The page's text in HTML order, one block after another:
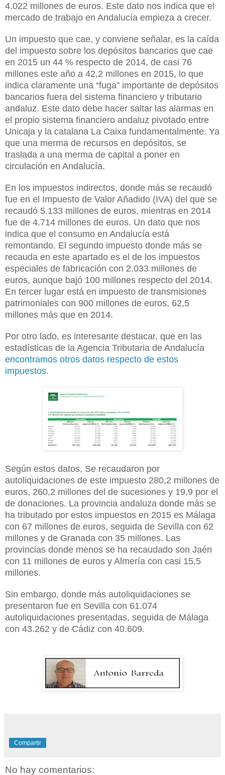
4.022 millones de euros. Este dato nos indica que el
mercado de trabajo en Andalucía empieza a crecer.
Un impuesto que cae, y conviene señalar, es la caída
del impuesto sobre los depósitos bancarios que cae
en 2015 un 44 % respecto de 2014, de casi 76
millones este año a 42,2 millones en 2015, lo que
indica claramente una “fuga” importante de depósitos
bancarios fuera del sistema financiero y tributario
andaluz. Este dato debe hacer saltar las alarmas en
el propio sistema financiero andaluz pivotado entre
Unicaja y la catalana La Caixa fundamentalmente. Ya
que una merma de recursos en depósitos, se
traslada a una merma de capital a poner en
circulación en Andalucía.
En los impuestos indirectos, donde más se recaudó
fue en el Impuesto de Valor Añadido (IVA) del que se
recaudó 5.133 millones de euros, mientras en 2014
fue de 4.714 millones de euros. Un dato que nos
indica que el consumo en Andalucía está
remontando. El segundo impuesto donde más se
recauda en este apartado es el de los impuestos
especiales de fabricación con 2.033 millones de
euros, aunque bajó 100 millones respecto del 2014.
En tercer lugar está en impuesto de transmisiones
patrimoniales con 900 millones de euros, 62,5
millones más que en 2014.
Por otro lado, es interesante destacar, que en las
estadísticas de la Agencia Tributaria de Andalucía
encontramos otros datos respecto de estos
impuestos.
Según estos datos, Se recaudaron por
autoliquidaciones de este impuesto 280,2 millones de
euros, 260,2 millones del de sucesiones y 19,9 por el
de donaciones. La provincia andaluza donde más se
ha tributado por estos impuestos en 2015 es Málaga
con 67 millones de euros, seguida de Sevilla con 62
millones y de Granada con 35 millones. Las
provincias donde menos se ha recaudado son Jaén
con 11 millones de euros y Almería con casi 15,5
millones.
Sin embargo, donde más autoliquidaciones se
presentaron fue en Sevilla con 61.074
autoliquidaciones presentadas, seguida de Málaga
con 43.262 y de Cádiz con 40.609.
Compartir
No hay comentarios: